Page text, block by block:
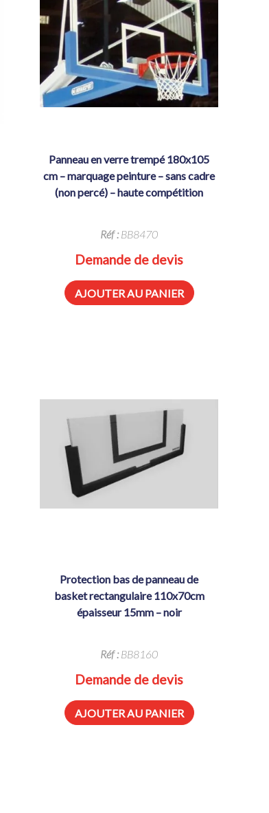
panneau en verre trempé 180x105
cm – marquage peinture – sans cadre
(non percé) – haute compétition
Réf :BB8470
Demande de devis
AJOUTER AU PANIER
protection bas de panneau de
basket rectangulaire 110x70cm
épaisseur 15mm – noir
Réf :BB8160
Demande de devis
AJOUTER AU PANIER